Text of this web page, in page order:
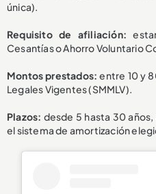
única).
Requisito de afiliación:
Cesantías o Ahorro Voluntario
Montos prestados:entre 10 y
Legales Vigentes (SMMLV).
Plazos: desde 5 hasta 30
el sistema de amortización